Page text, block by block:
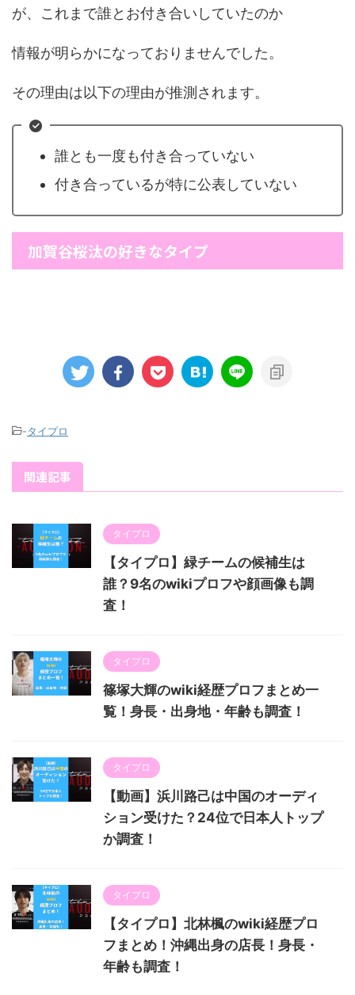
が、これまで誰とお付き合いしていたのか
情報が明らかになっておりませんでした。
その理由は以下の理由が推測されます。
誰とも一度も付き合っていない
付き合っているが特に公表していない
加賀谷桜汰の好きなタイプ
-タイプロ
関連記事
タイプロ
【タイプロ】緑チームの候補生は
誰？9名のwikiプロフや顔画像も調
査！
タイプロ
篠塚大輝のwiki経歴プロフまとめ一
覧！身長・出身地・年齢も調査！
タイプロ
【動画】浜川路己は中国のオーディ
ション受けた？24位で日本人トップ
か調査！
タイプロ
【タイプロ】北林楓のwiki経歴プロ
フまとめ！沖縄出身の店長！身長・
年齢も調査！